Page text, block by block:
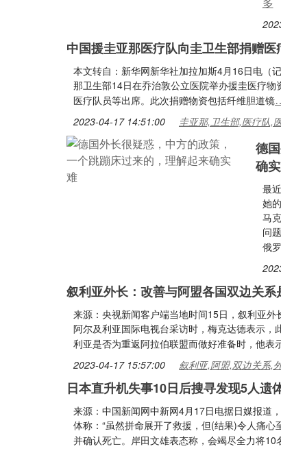
中国援圭亚那医疗队向圭卫生部捐赠医
本文转自：新华网新华社加拉加斯4月16日电（
那卫生部14日在乔治敦公立医院举办援圭医疗
医疗队员等出席。此次捐赠物资包括纤维胆道镜
2023-04-17 14:51:00 圭亚那,卫生部,医疗队,
德
确
最
她
马
问
俄
叙利亚外长：改善与阿盟各国双边关系
来源：央视新闻客户端当地时间15日，叙利亚
阿尔及利亚国际电视台采访时，梅克达德表示
利亚是否为重返阿拉伯联盟而做好准备时，他表
2023-04-17 15:57:00 叙利亚,阿盟,双边关系,
日本直升机失事10日后搜寻发现5人遗
来源：中国新闻网中新网4月17日电据日媒报道
体称：“虽然拼命展开了救援，但(结果)令人痛
并确认死亡。岸田文雄表态称，会竭尽全力将10